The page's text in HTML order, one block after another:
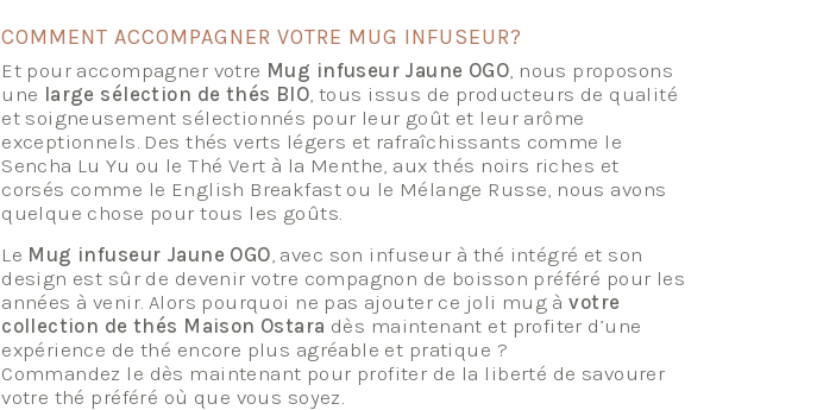
COMMENT ACCOMPAGNER VOTRE MUG INFUSEUR?
Et pour accompagner votre Mug infuseur Jaune OGO, nous proposons
une large sélection de thés BIO, tous issus de producteurs de qualité
et soigneusement sélectionnés pour leur goût et leur arôme
exceptionnels. Des thés verts légers et rafraîchissants comme le
Sencha Lu Yu ou le Thé Vert à la Menthe, aux thés noirs riches et
corsés comme le English Breakfast ou le Mélange Russe, nous avons
quelque chose pour tous les goûts.
Le Mug infuseur Jaune OGO, avec son infuseur à thé intégré et son
design est sûr de devenir votre compagnon de boisson préféré pour les
années à venir. Alors pourquoi ne pas ajouter ce joli mug àvotre
collection de thés Maison Ostara dès maintenant et profiter d’une
expérience de thé encore plus agréable et pratique ?
Commandez le dès maintenant pour profiter de la liberté de savourer
votre thé préféré où que vous soyez.